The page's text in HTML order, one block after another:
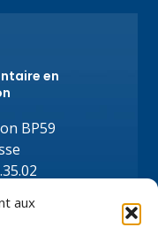
aux
en
BP59